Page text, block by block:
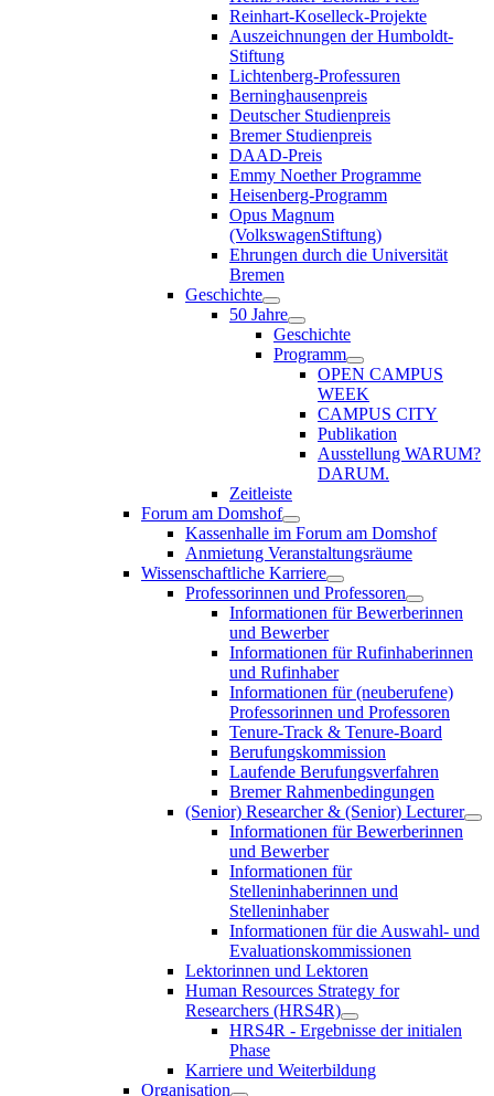
Reinhart-Koselleck-Projekte
Auszeichnungen der Humboldt-
Stiftung
Lichtenberg-Professuren
Berninghausenpreis
Deutscher Studienpreis
Bremer Studienpreis
DAAD-Preis
Emmy Noether Programme
Heisenberg-Programm
Opus Magnum
(VolkswagenStiftung)
Ehrungen durch die Universität
Bremen
Geschichte
50 Jahre
Geschichte
Programm
OPEN CAMPUS
WEEK
CAMPUS CITY
Publikation
Ausstellung WARUM?
DARUM.
Zeitleiste
Forum am Domshof
Kassenhalle im Forum am Domshof
Anmietung Veranstaltungsräume
Wissenschaftliche Karriere
Professorinnen und Professoren
Informationen für Bewerberinnen
und Bewerber
Informationen für Rufinhaberinnen
und Rufinhaber
Informationen für (neuberufene)
Professorinnen und Professoren
Tenure-Track & Tenure-Board
Berufungskommission
Laufende Berufungsverfahren
Bremer Rahmenbedingungen
(Senior) Researcher & (Senior) Lecturer
Informationen für Bewerberinnen
und Bewerber
Informationen für
Stelleninhaberinnen und
Stelleninhaber
Informationen für die Auswahl- und
Evaluationskommissionen
Lektorinnen und Lektoren
Human Resources Strategy for
Researchers (HRS4R)
HRS4R - Ergebnisse der initialen
Phase
Karriere und Weiterbildung
Organisation